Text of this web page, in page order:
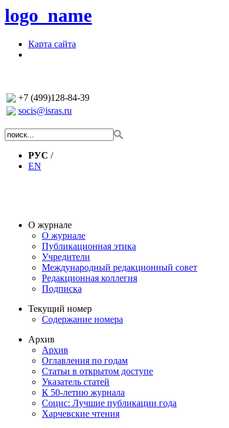
logo_name
Карта сайта
+7 (499)128-84-39
socis@isras.ru
РУС /
EN
О журнале
О журнале
Публикационная этика
Учредители
Международный редакционный совет
Редакционная коллегия
Подписка
Текущий номер
Содержание номера
Архив
Архив
Оглавления по годам
Статьи в открытом доступе
Указатель статей
К 50-летию журнала
Социс: Лучшие публикации года
Харчевские чтения